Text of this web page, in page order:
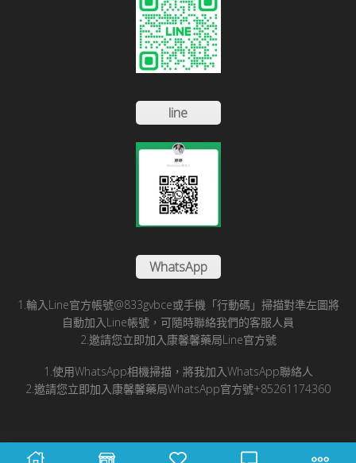
line
WhatsApp
1.輪入Line官方帳號@833gvbce或手機「行動碼」掃描對準左圖將
自動加入Line帳號，可隨時聯絡我們的客服人員
2.邀請您立即加入康馨馨藥局Line官方號
1.使用WhatsApp相機掃描，將我加入WhatsApp聯絡人
2.邀請您立即加入康馨馨藥局WhatsApp官方號+85261174360
© 2025 康馨馨國際醫藥有限公司版所有